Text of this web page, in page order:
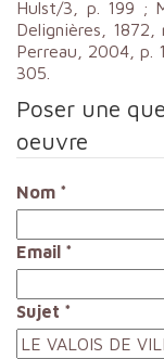
Hulst/3, p. 199 ;
Delignières,
Perreau, 2004, p.
305.
Poser une
oeuvre
Nom *
Email *
Sujet *